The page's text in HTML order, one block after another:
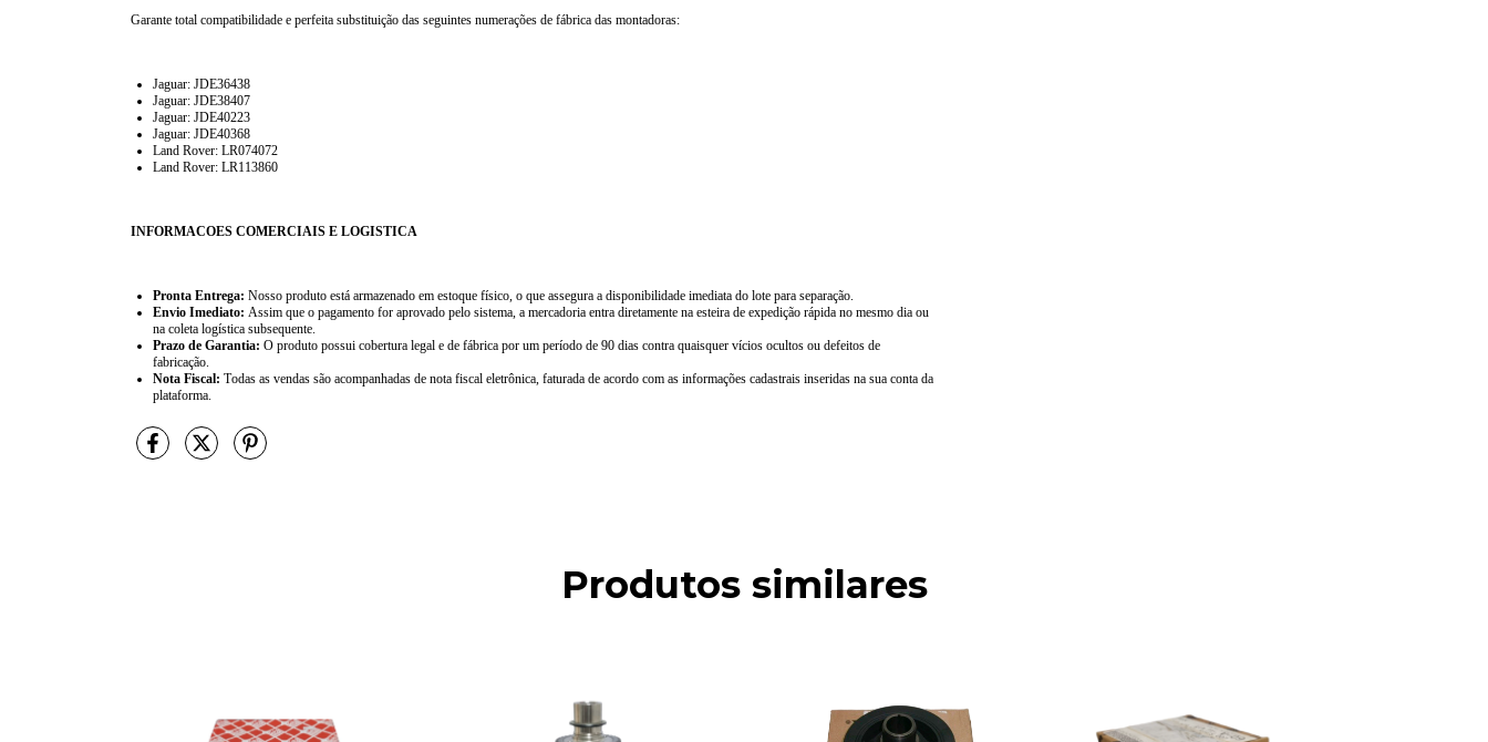
Garante total compatibilidade e perfeita substituição das seguintes numerações de fábrica das montadoras:
Jaguar: JDE36438
Jaguar: JDE38407
Jaguar: JDE40223
Jaguar: JDE40368
Land Rover: LR074072
Land Rover: LR113860
INFORMACOES COMERCIAIS E LOGISTICA
Pronta Entrega: Nosso produto está armazenado em estoque físico, o que assegura a disponibilidade imediata do lote para separação.
Envio Imediato: Assim que o pagamento for aprovado pelo sistema, a mercadoria entra diretamente na esteira de expedição rápida no mesmo dia ou
na coleta logística subsequente.
Prazo de Garantia: O produto possui cobertura legal e de fábrica por um período de 90 dias contra quaisquer vícios ocultos ou defeitos de
fabricação.
Nota Fiscal: Todas as vendas são acompanhadas de nota fiscal eletrônica, faturada de acordo com as informações cadastrais inseridas na sua conta da
plataforma.
Produtos similares